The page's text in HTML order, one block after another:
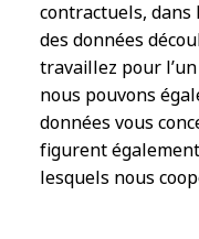
contractuels, dans
des données
travaillez pour
nous pouvons
données vous
figurent
lesquels nous